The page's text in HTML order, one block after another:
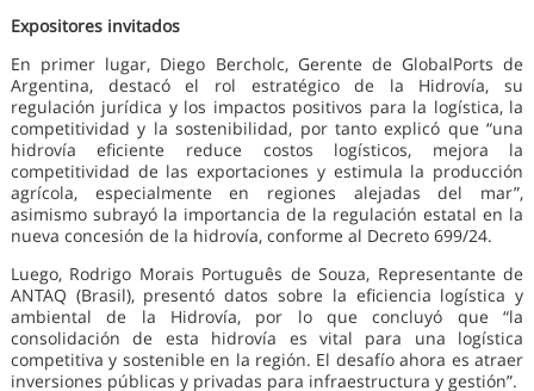
Expositores invitados
En primer lugar, Diego Bercholc, Gerente de GlobalPorts de
Argentina, destacó el rol estratégico de la Hidrovía, su
regulación jurídica y los impactos positivos para la logística, la
competitividad y la sostenibilidad, por tanto explicó que “una
hidrovía eficiente reduce costos logísticos, mejora la
competitividad de las exportaciones y estimula la producción
agrícola, especialmente en regiones alejadas del mar”,
asimismo subrayó la importancia de la regulación estatal en la
nueva concesión de la hidrovía, conforme al Decreto 699/24.
Luego, Rodrigo Morais Português de Souza, Representante de
ANTAQ (Brasil), presentó datos sobre la eficiencia logística y
ambiental de la Hidrovía, por lo que concluyó que “la
consolidación de esta hidrovía es vital para una logística
competitiva y sostenible en la región. El desafío ahora es atraer
inversiones públicas y privadas para infraestructura y gestión”.